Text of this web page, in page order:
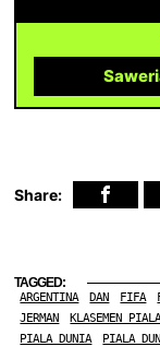
Share:
TAGGED:
ARGENTINA DAN FIFA
JERMAN
KLASEMEN
PIALA DUNIA
PIALA